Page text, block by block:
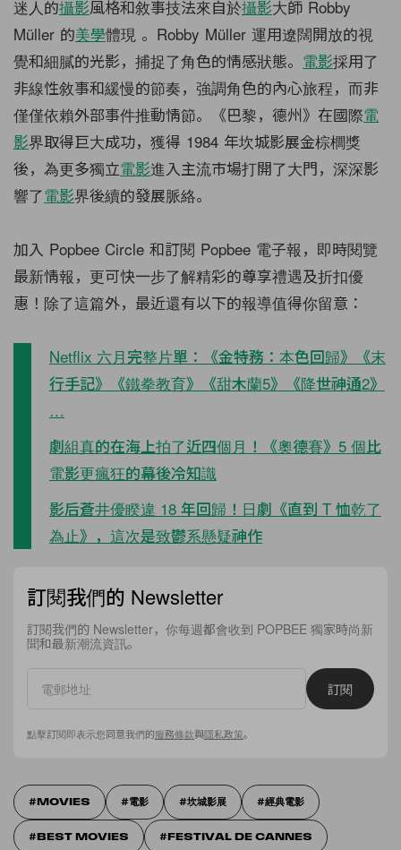
迷人的攝影風格和敘事技法來自於攝影大師 Robby
Müller 的美學體現 。Robby Müller 運用遼闊開放的視
覺和細膩的光影，捕捉了角色的情感狀態。 電影採用了
非線性敘事和緩慢的節奏，強調角色的內心旅程，而非
僅僅依賴外部事件推動情節。《巴黎，德州》在國際電
影界取得巨大成功，獲得 1984 年坎城影展金棕櫚獎
後，為更多獨立電影進入主流市場打開了大門，深深影
響了電影界後續的發展脈絡。
加入 Popbee Circle 和訂閱 Popbee 電子報，即時閱覽
最新情報，更可快一步了解精彩的尊享禮遇及折扣優
惠！除了這篇外，最近還有以下的報導值得你留意：
Netflix 六月完整片單：《金特務：本色回歸》《末
行手記》《鐵拳教育》《甜木蘭5》《降世神通2》
…
劇組真的在海上拍了近四個月！《奧德賽》5 個比
電影更瘋狂的幕後冷知識
影后蒼井優睽違 18 年回歸！日劇《直到 T 恤乾了
為止》，這次是致鬱系懸疑神作
訂閱我們的 Newsletter
訂閱我們的 Newsletter，你每週都會收到 POPBEE 獨家時尚新
聞和最新潮流資訊。
訂閱
點擊訂閱即表示您同意我們的服務條款與隱私政策。
MOVIES 電影 坎城影展 經典電影
BEST MOVIES FESTIVAL DE CANNES